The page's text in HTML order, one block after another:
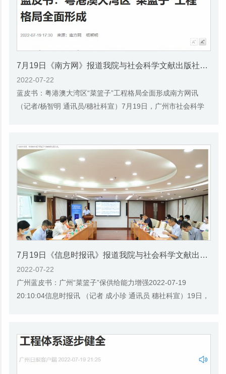
7月19日《南方网》报道我院与社会科学文献出版社联合发布《广州蓝皮书：广州城乡融合发展报告(2022)》的媒体文章
2022-07-22
蓝皮书：粤港澳大湾区“菜篮子”工程格局全面形成南方网讯
（记者/杨智明 通讯员/穗社科宣）7月19日，广州市社会科学
7月19日《信息时报讯》报道我院与社会科学文献出版社联合发布《广州蓝皮书：广州城乡融合发展报告(2022)》的媒体文章
2022-07-22
广州蓝皮书：广州“菜篮子”保供给能力增强2022-07-19
20:10:04信息时报讯 （记者 成小珍 通讯员 穗社科宣）19日，